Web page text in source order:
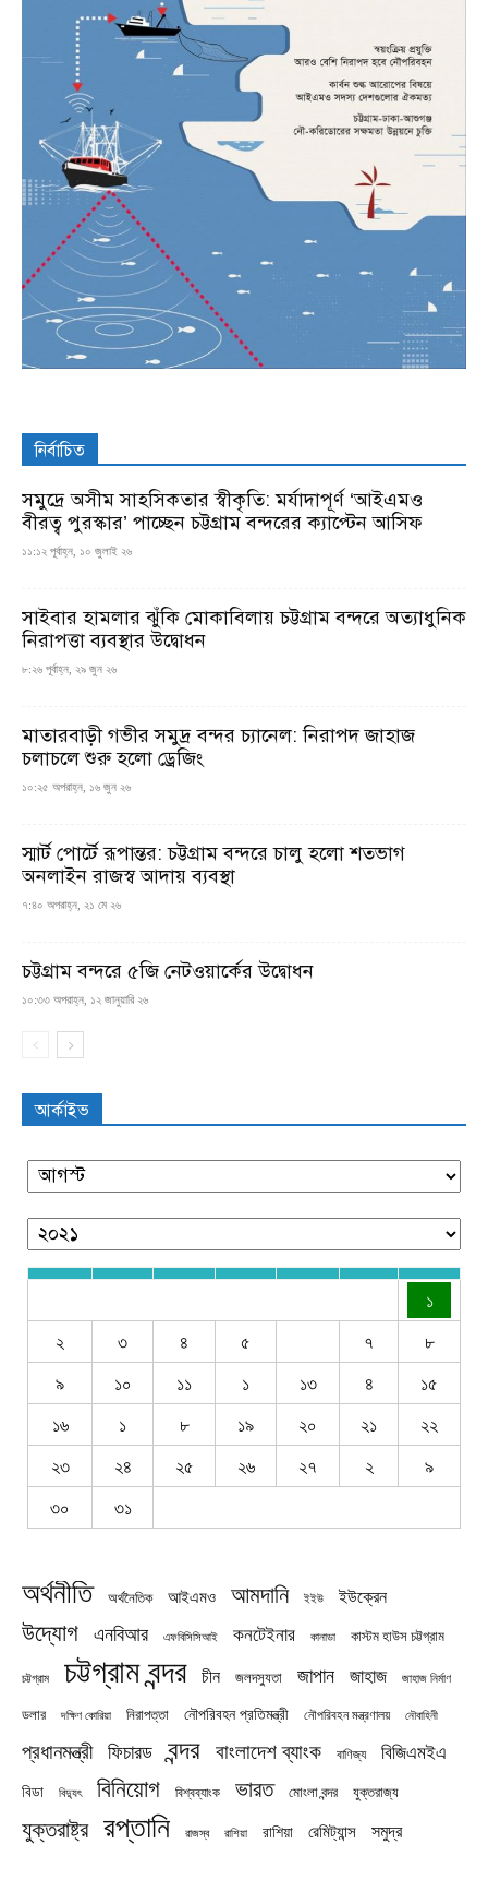
নির্বাচিত
সমুদ্রে অসীম সাহসিকতার স্বীকৃতি: মর্যাদাপূর্ণ ‘আইএমও
বীরত্ব পুরস্কার’ পাচ্ছেন চট্টগ্রাম বন্দরের ক্যাপ্টেন আসিফ
১১:১২ পূর্বাহ্ন, ১০ জুলাই ২৬
সাইবার হামলার ঝুঁকি মোকাবিলায় চট্টগ্রাম বন্দরে অত্যাধুনিক
নিরাপত্তা ব্যবস্থার উদ্বোধন
৮:২৬ পূর্বাহ্ন, ২৯ জুন ২৬
মাতারবাড়ী গভীর সমুদ্র বন্দর চ্যানেল: নিরাপদ জাহাজ
চলাচলে শুরু হলো ড্রেজিং
১০:২৫ অপরাহ্ন, ১৬ জুন ২৬
স্মার্ট পোর্টে রূপান্তর: চট্টগ্রাম বন্দরে চালু হলো শতভাগ
অনলাইন রাজস্ব আদায় ব্যবস্থা
৭:৪০ অপরাহ্ন, ২১ মে ২৬
চট্টগ্রাম বন্দরে ৫জি নেটওয়ার্কের উদ্বোধন
১০:৩৩ অপরাহ্ন, ১২ জানুয়ারি ২৬
আর্কাইভ
১
২
৩ ৪ ৫ ৭
৮
৯
১০ ১১ ১ ১৩ ৪
১৫
১৬
১ ৮ ১৯ ২০ ২১
২২
২৩
২৪ ২৫ ২৬ ২৭ ২
৯
৩০
৩১
অর্থনীতি অর্থনৈতিক আইএমও আমদানি ইইউ ইউক্রেন
উদ্যোগ এনবিআর এফবিসিসিআই কনটেইনার কানাডা কাস্টম হাউস চট্টগ্রাম
চট্টগ্রাম চট্টগ্রাম বন্দর চীন জলদস্যুতা জাপান জাহাজ জাহাজ নির্মাণ
ডলার দক্ষিণ কোরিয়া নিরাপত্তা নৌপরিবহন প্রতিমন্ত্রী নৌপরিবহন মন্ত্রণালয় নৌবাহিনী
প্রধানমন্ত্রী ফিচারড বন্দর বাংলাদেশ ব্যাংক বাণিজ্য বিজিএমইএ
বিডা বিদ্যুৎ বিনিয়োগ বিশ্বব্যাংক ভারত মোংলা বন্দর যুক্তরাজ্য
যুক্তরাষ্ট্র রপ্তানি রাজস্ব রাশিয়া রাশিয়া রেমিট্যান্স সমুদ্র